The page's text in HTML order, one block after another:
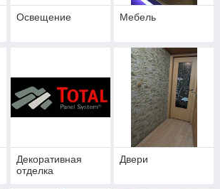
Освещение Мебель
Декоративная
отделка
Двери